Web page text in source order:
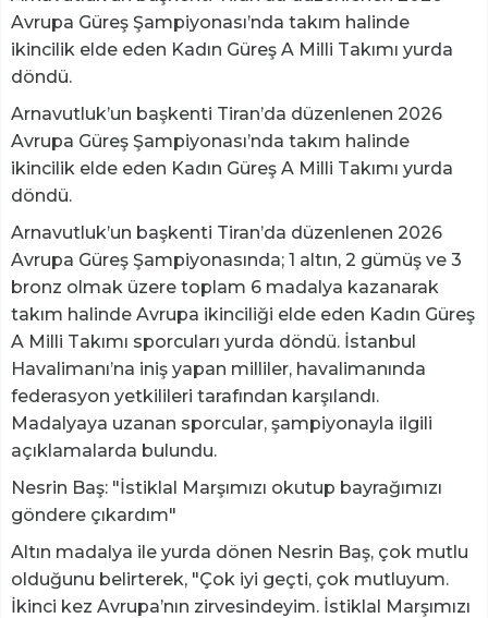
Avrupa Güreş Şampiyonası’nda takım halinde
ikincilik elde eden Kadın Güreş A Milli Takımı yurda
döndü.
Arnavutluk’un başkenti Tiran’da düzenlenen 2026
Avrupa Güreş Şampiyonası’nda takım halinde
ikincilik elde eden Kadın Güreş A Milli Takımı yurda
döndü.
Arnavutluk’un başkenti Tiran’da düzenlenen 2026
Avrupa Güreş Şampiyonasında; 1 altın, 2 gümüş ve 3
bronz olmak üzere toplam 6 madalya kazanarak
takım halinde Avrupa ikinciliği elde eden Kadın Güreş
A Milli Takımı sporcuları yurda döndü. İstanbul
Havalimanı’na iniş yapan milliler, havalimanında
federasyon yetkilileri tarafından karşılandı.
Madalyaya uzanan sporcular, şampiyonayla ilgili
açıklamalarda bulundu.
Nesrin Baş: "İstiklal Marşımızı okutup bayrağımızı
göndere çıkardım"
Altın madalya ile yurda dönen Nesrin Baş, çok mutlu
olduğunu belirterek, "Çok iyi geçti, çok mutluyum.
İkinci kez Avrupa’nın zirvesindeyim. İstiklal Marşımızı